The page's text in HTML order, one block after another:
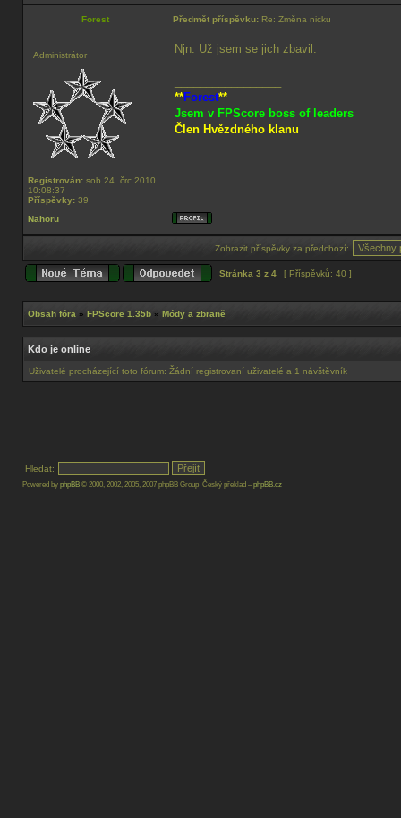
Forest Předmět příspěvku: Re: Změna nicku
Administrátor
Registrován: sob 24. črc 2010
10:08:37
Příspěvky: 39
Njn. Už jsem se jich zbavil.
**Forest**
Jsem v FPScore boss of leaders
Člen Hvězdného klanu
Nahoru
Zobrazit příspěvky za předchozí:
Stránka 3 z 4 [ Příspěvků: 40 ]
Obsah fóra » FPScore 1.35b » Módy a zbraně
Kdo je online
Uživatelé procházející toto fórum: Žádní registrovaní uživatelé a 1 návštěvník
Hledat:
Powered by phpBB © 2000, 2002, 2005, 2007 phpBB Group Český překlad –phpBB.cz